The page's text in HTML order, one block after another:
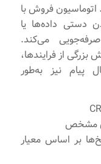
اتوماسیون فروش با
دستی داده‌ها یا
می‌کند.
از فرایندها،
پیام نیز به‌طور
مشخص
بر اساس معیار